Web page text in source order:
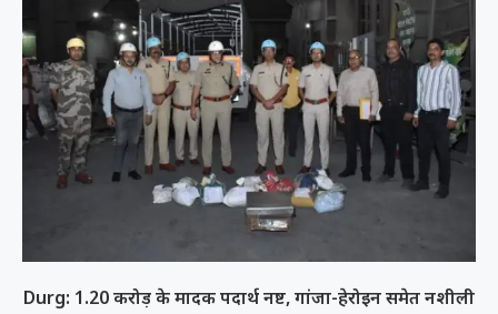
Durg: 1.20 करोड़ के मादक पदार्थ नष्ट, गांजा-हेरोइन समेत नशीली